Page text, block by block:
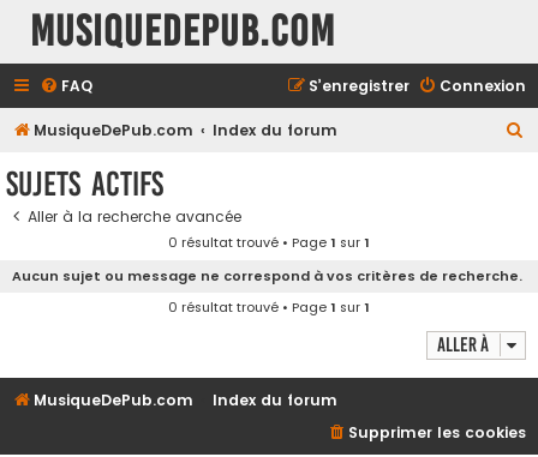
MusiqueDePub.com
FAQ Connexion
S’enregistrer
MusiqueDePub.com Index du forum
e
Sujets actifs
Aller à la recherche avancée
0 résultat trouvé • Page1 sur1
Aucun sujet ou message ne correspond à vos critères de recherche.
0 résultat trouvé • Page1 sur1
Aller à
MusiqueDePub.com
Index du forum
Supprimer les cookies